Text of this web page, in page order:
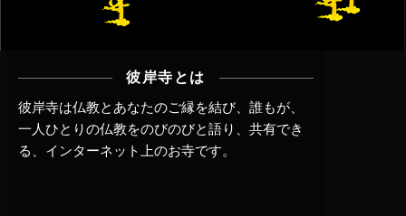
彼岸寺とは
彼岸寺は仏教とあなたのご縁を結び、誰もが、
一人ひとりの仏教をのびのびと語り、共有でき
る、インターネット上のお寺です。